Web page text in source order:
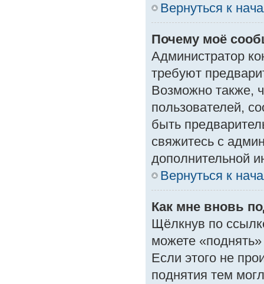
Вернуться к
Почему моё
Администратор
требуют
Возможно также,
пользователей,
быть
свяжитесь с
дополнительной
Вернуться к
Как мне вновь
Щёлкнув по
можете
Если этого не
поднятия тем